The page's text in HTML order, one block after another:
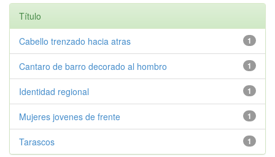
Título
1
Cabello trenzado hacia atras
1
Cantaro de barro decorado al hombro
1
Identidad regional
1
Mujeres jovenes de frente
1
Tarascos